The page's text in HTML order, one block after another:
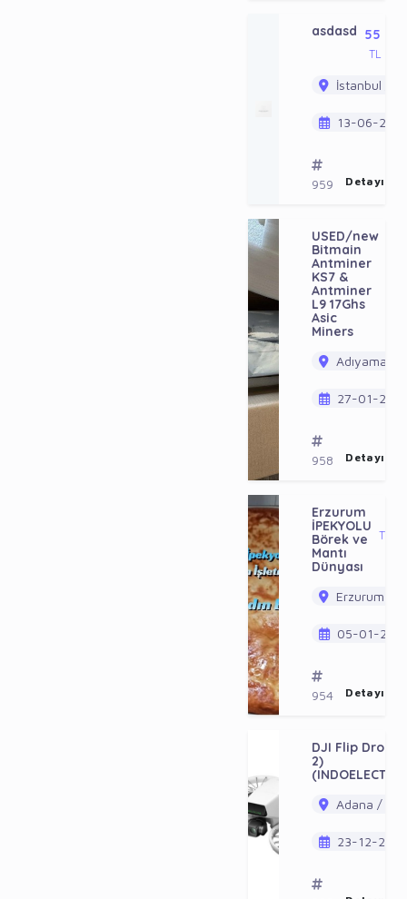
asdasd 55
TL
İstanbul /
13-06-
959 Detayı
USED/new
Bitmain
Antminer
KS7 &
Antminer
L9 17Ghs
Asic
Miners
Adıyaman
27-01-
958 Detayı
Erzurum
İPEKYOLU
Börek ve
Mantı
Dünyası
TL
Erzurum /
05-01-
954 Detayı
DJI Flip Drone
2)
Adana /
23-12-